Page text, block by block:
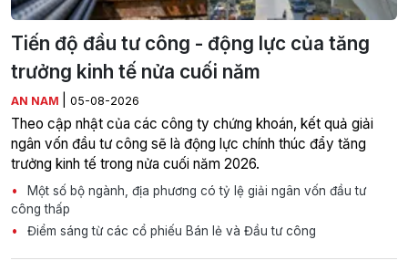
Tiến độ đầu tư công - động lực của tăng
trưởng kinh tế nửa cuối năm
AN NAM 05-08-2026
Theo cập nhật của các công ty chứng khoán, kết quả giải
ngân vốn đầu tư công sẽ là động lực chính thúc đẩy tăng
trưởng kinh tế trong nửa cuối năm 2026.
Một số bộ ngành, địa phương có tỷ lệ giải ngân vốn đầu tư
công thấp
Điểm sáng từ các cổ phiếu Bán lẻ và Đầu tư công